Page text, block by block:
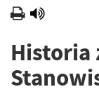
Historia